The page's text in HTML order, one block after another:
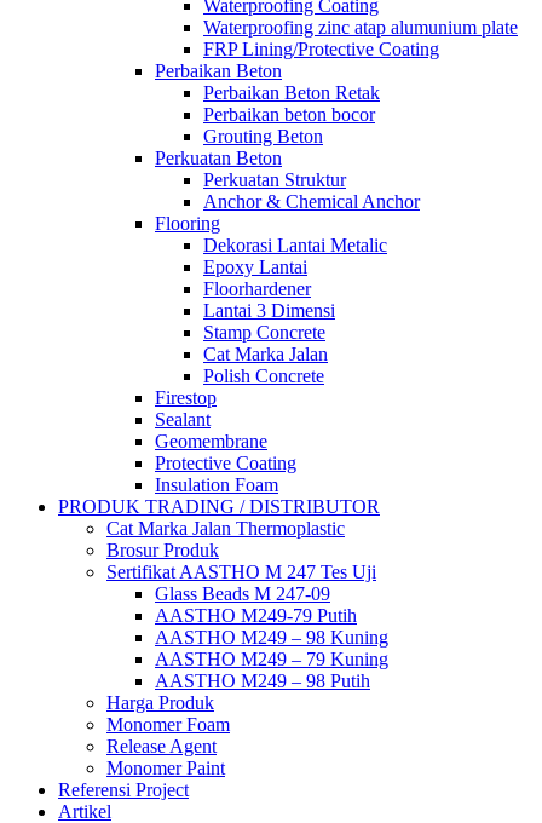
Waterproofing Coating
Waterproofing zinc atap alumunium plate
FRP Lining/Protective Coating
Perbaikan Beton
Perbaikan Beton Retak
Perbaikan beton bocor
Grouting Beton
Perkuatan Beton
Perkuatan Struktur
Anchor & Chemical Anchor
Flooring
Dekorasi Lantai Metalic
Epoxy Lantai
Floorhardener
Lantai 3 Dimensi
Stamp Concrete
Cat Marka Jalan
Polish Concrete
Firestop
Sealant
Geomembrane
Protective Coating
Insulation Foam
PRODUK TRADING / DISTRIBUTOR
Cat Marka Jalan Thermoplastic
Brosur Produk
Sertifikat AASTHO M 247 Tes Uji
Glass Beads M 247-09
AASTHO M249-79 Putih
AASTHO M249 – 98 Kuning
AASTHO M249 – 79 Kuning
AASTHO M249 – 98 Putih
Harga Produk
Monomer Foam
Release Agent
Monomer Paint
Referensi Project
Artikel